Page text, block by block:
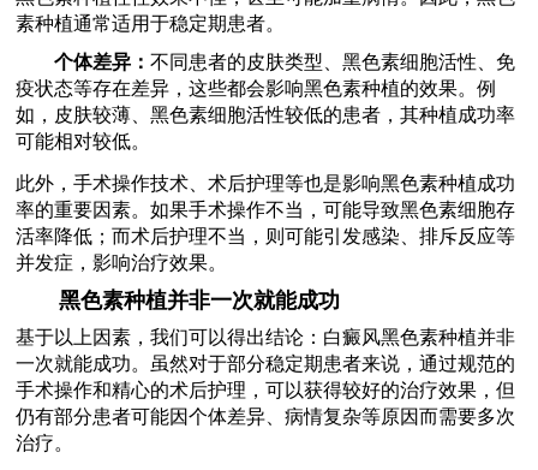
素种植通常适用于稳定期患者。
个体差异：不同患者的皮肤类型、黑色素细胞活性、免
疫状态等存在差异，这些都会影响黑色素种植的效果。例
如，皮肤较薄、黑色素细胞活性较低的患者，其种植成功率
可能相对较低。
此外，手术操作技术、术后护理等也是影响黑色素种植成功
率的重要因素。如果手术操作不当，可能导致黑色素细胞存
活率降低；而术后护理不当，则可能引发感染、排斥反应等
并发症，影响治疗效果。
黑色素种植并非一次就能成功
基于以上因素，我们可以得出结论：白癜风黑色素种植并非
一次就能成功。虽然对于部分稳定期患者来说，通过规范的
手术操作和精心的术后护理，可以获得较好的治疗效果，但
仍有部分患者可能因个体差异、病情复杂等原因而需要多次
治疗。